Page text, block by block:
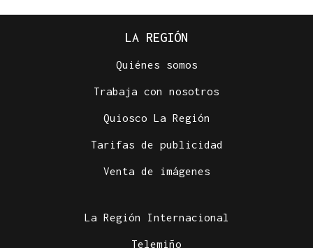
LA REGIÓN
Quiénes somos
Trabaja con nosotros
Quiosco La Región
Tarifas de publicidad
Venta de imágenes
La Región Internacional
Telemiño